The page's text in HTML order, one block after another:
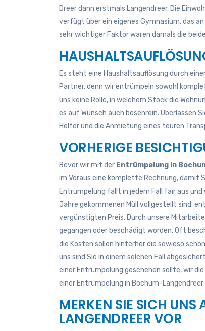
Dreer dann erstmals Langendreer. Die
verfügt über ein eigenes Gymnasium, das
sehr wichtiger Faktor waren damals die
Es steht eine Haushaltsauflösung durch
Partner, denn wir entrümpeln sowohl
uns keine Rolle, in welchem Stock die
es auf Wunsch auch besenrein. Überlassen
Helfer und die Anmietung eines teuren
VORHERIGE
Bevor wir mit der Entrümpelung in
im Voraus eine komplette Rechnung, damit
Entrümpelung fällt in jedem Fall fair aus und
Jahre gekommenen Müll vollgestellt sind,
vergünstigten Preis. Durch unsere
gegangen oder beschädigt worden. Oft
die Kosten sollen hinterher die sowieso
uns sind Sie in einem solchen Fall
einer Entrümpelung geschehen sollte, wir
einer Entrümpelung in Bochum-
MERKEN SIE SICH UNS
LANGENDREER VOR